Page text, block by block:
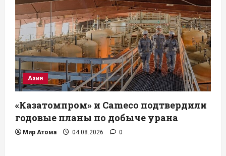
Азия
«Казатомпром» и Cameco подтвердили
годовые планы по добыче урана
Мир Атома 04.08.2026 0